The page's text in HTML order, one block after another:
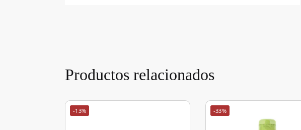
Productos relacionados
-13% -33%